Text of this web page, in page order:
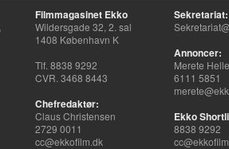
Filmmagasinet Ekko
Wildersgade 32, 2. sal
1408 København K
Tlf. 8838 9292
CVR. 3468 8443
Chefredaktør:
Claus Christensen
2729 0011
cc@ekkofilm.dk
Sekretariat:
Annoncer:
Merete
6111 5851
Ekko
8838 9292